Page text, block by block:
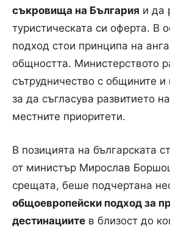
съкровища на България и да
туристическата си оферта. В
подход стои принципа на
общността. Министерството
сътрудничество с общините и
за да съгласува развитието
местните приоритети.
В позицията на българската
от министър Мирослав
срещата, беше подчертана
общоевропейски подход за
дестинациите в близост до